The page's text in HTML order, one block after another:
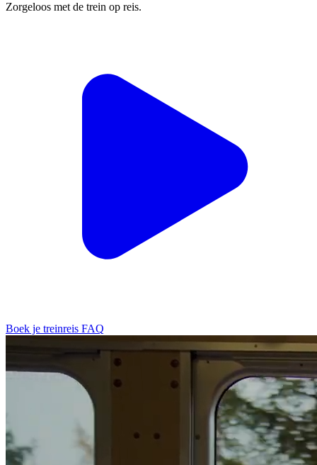
Zorgeloos met de trein op reis.
Boek je treinreis FAQ